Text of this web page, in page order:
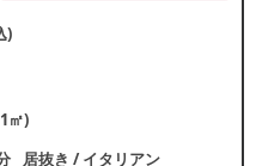
でお問合せください。
)
㎡)
居抜き /イタリアン